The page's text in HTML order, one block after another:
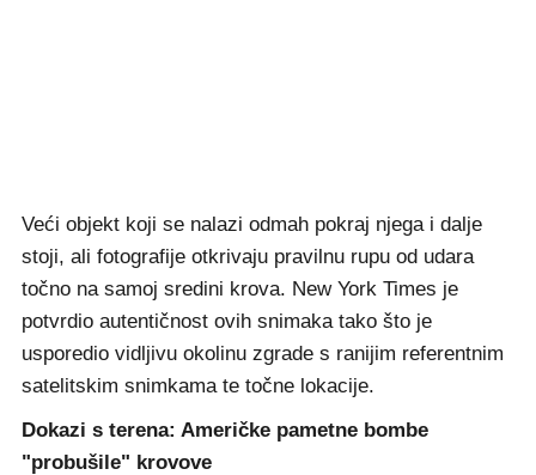
Veći objekt koji se nalazi odmah pokraj njega i dalje
stoji, ali fotografije otkrivaju pravilnu rupu od udara
točno na samoj sredini krova. New York Times je
potvrdio autentičnost ovih snimaka tako što je
usporedio vidljivu okolinu zgrade s ranijim referentnim
satelitskim snimkama te točne lokacije.
Dokazi s terena: Američke pametne bombe
"probušile" krovove